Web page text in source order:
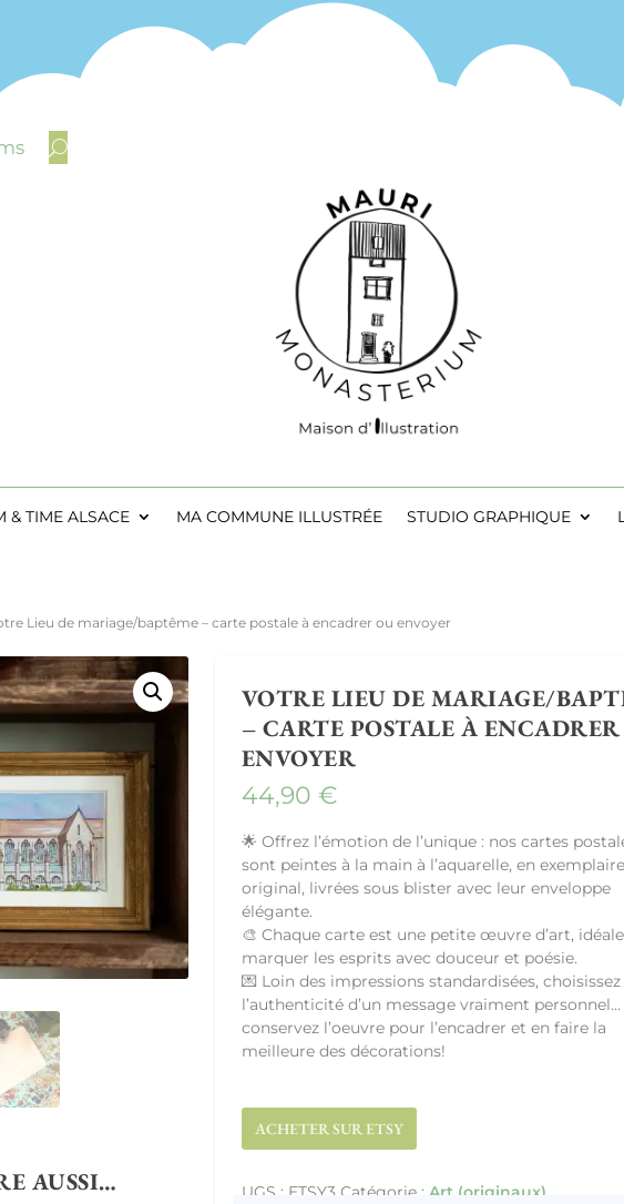
& TIME ALSACE MA COMMUNE ILLUSTRÉE STUDIO GRAPHIQUE
Lieu de mariage/baptême – carte postale à encadrer ou envoyer
VOTRE LIEU DE MARIAGE/
– CARTE POSTALE À
ENVOYER
44,90 €
🌟 Offrez l’émotion de l’unique : nos cartes
sont peintes à la main à l’aquarelle, en exemplaire
original, livrées sous blister avec leur enveloppe
élégante.
🎨 Chaque carte est une petite œuvre d’art,
marquer les esprits avec douceur et poésie.
💌 Loin des impressions standardisées, choisissez
l’authenticité d’un message vraiment
conservez l’oeuvre pour l’encadrer et en faire la
meilleure des décorations!
ACHETER SUR ETSY
UGS : ETSY3 Catégorie : Art (originaux)
AUSSI…